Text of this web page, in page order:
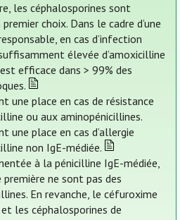
les céphalosporines sont
choix. Dans le cadre d’une
en cas d’infection
élevée d’amoxicilline
efficace dans > 99% des
une place en cas de résistance
ou aux aminopénicillines.
une place en cas d’allergie
non IgE-médiée.
à la pénicilline IgE-médiée,
ne sont pas des
En revanche, le céfuroxime
les céphalosporines de